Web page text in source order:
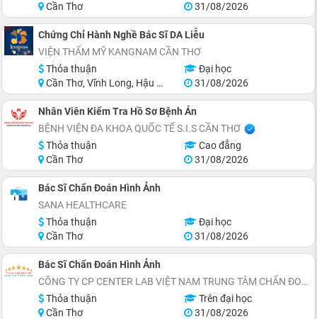
Cần Thơ
31/08/2026
Chứng Chỉ Hành Nghề Bác Sĩ DA Liễu
VIỆN THẨM MỸ KANGNAM CẦN THƠ
Thỏa thuận
Đại học
Cần Thơ, Vĩnh Long, Hậu Giang, Sóc Trăng
31/08/2026
Nhân Viên Kiểm Tra Hồ Sơ Bệnh Án
BỆNH VIỆN ĐA KHOA QUỐC TẾ S.I.S CẦN THƠ
Thỏa thuận
Cao đẳng
Cần Thơ
31/08/2026
Bác Sĩ Chẩn Đoán Hình Ảnh
SANA HEALTHCARE
Thỏa thuận
Đại học
Cần Thơ
31/08/2026
Bác Sĩ Chẩn Đoán Hình Ảnh
CÔNG TY CP CENTER LAB VIỆT NAM TRUNG TÂM CHẨN ĐOÁN Y KHOA
Thỏa thuận
Trên đại học
Cần Thơ
31/08/2026